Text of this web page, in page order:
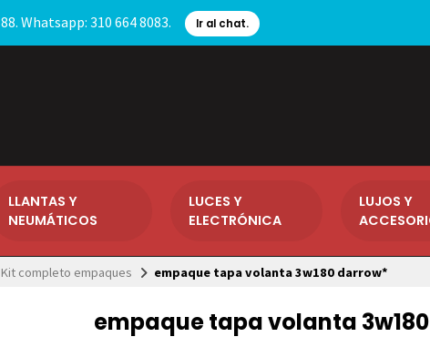
Whatsapp: 310 664 8083. Ir al chat.
LLANTAS Y
NEUMÁTICOS
LUCES Y
ELECTRÓNICA
LUJOS Y
Kit completo empaques empaque tapa volanta 3w180 darrow*
empaque tapa volanta